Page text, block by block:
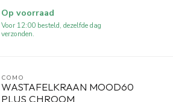
Op voorraad
Voor 12:00 besteld, dezelfde dag
verzonden.
COMO
WASTAFELKRAAN MOOD60
PLUS CHROOM